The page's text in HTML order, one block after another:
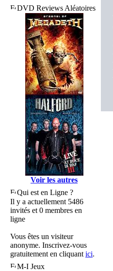
DVD Reviews Aléatoires
Voir les autres
Qui est en Ligne ?
Il y a actuellement 5486
invités et 0 membres en
ligne
Vous êtes un visiteur
anonyme. Inscrivez-vous
gratuitement en cliquant ici.
M-I Jeux